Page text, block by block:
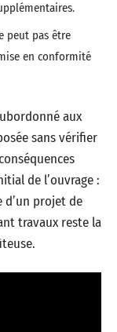
peut pas être
en conformité
aux
sans vérifier
de l’ouvrage :
projet de
travaux reste la